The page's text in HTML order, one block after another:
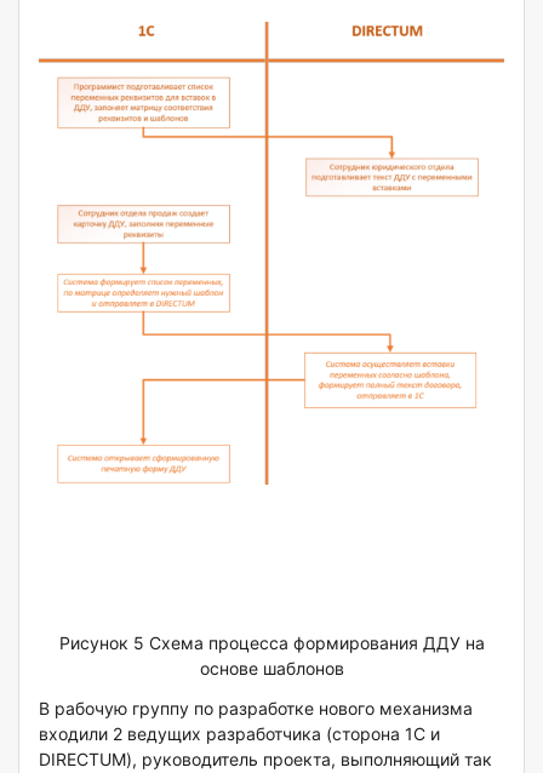
Рисунок 5 Схема процесса формирования ДДУ на
основе шаблонов
В рабочую группу по разработке нового механизма
входили 2 ведущих разработчика (сторона 1С и
DIRECTUM), руководитель проекта, выполняющий так